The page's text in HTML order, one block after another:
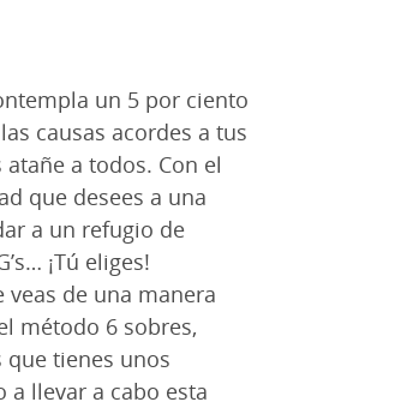
un 5 por ciento
causas acordes a tus
a todos. Con el
que desees a una
a un refugio de
¡Tú eliges!
veas de una manera
método 6 sobres,
tienes unos
a llevar a cabo esta